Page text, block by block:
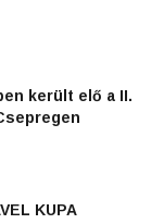
került elő a II.
KUPA